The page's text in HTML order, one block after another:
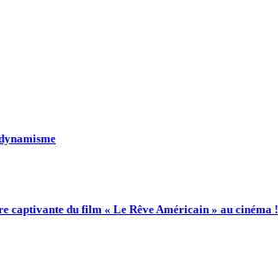
captivante du film « Le Rêve Américain » au cinéma !